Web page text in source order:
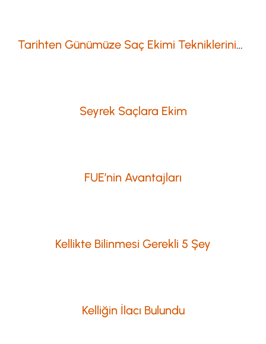
Tarihten Günümüze Saç Ekimi Tekniklerinin Gelişimi
Seyrek Saçlara Ekim
FUE’nin Avantajları
Kellikte Bilinmesi Gerekli 5 Şey
Kelliğin İlacı Bulundu